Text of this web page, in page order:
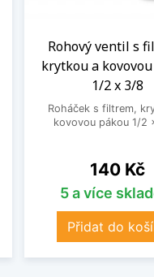
Rohový ventil s
krytkou a
1/2 x 3/8
Roháček s filtrem,
kovovou pákou 1/2
Cena
140 Kč
5 a více
Přidat do